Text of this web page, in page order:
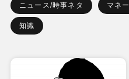
ニュース/時事ネタ マネー
知識